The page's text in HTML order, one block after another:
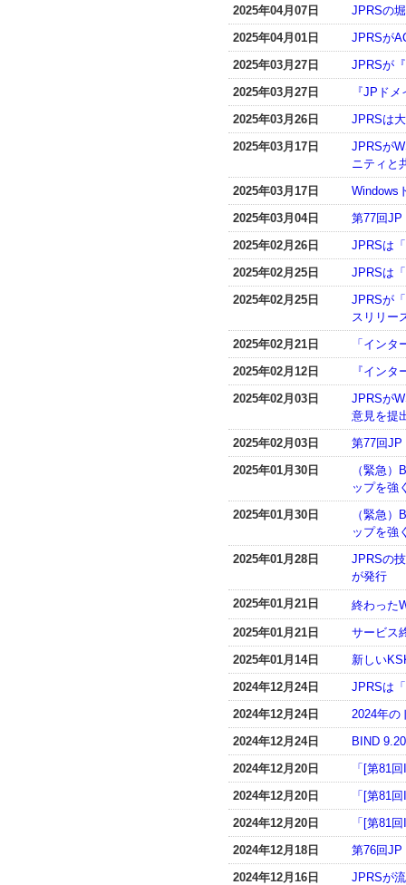
2025年04月07日
JPRSの
2025年04月01日
JPRSが
2025年03月27日
JPRSが
2025年03月27日
『JPド
2025年03月26日
JPRSは
2025年03月17日
JPRSが
ニティと
2025年03月17日
Windows
2025年03月04日
第77回JP
2025年02月26日
JPRSは
2025年02月25日
JPRSは
2025年02月25日
JPRSが
スリリー
2025年02月21日
「イン
2025年02月12日
『イン
2025年02月03日
JPRSが
意見を提
2025年02月03日
第77回JP
2025年01月30日
（緊急
ップを強
2025年01月30日
（緊急
ップを強
2025年01月28日
JPRSの
が発行
2025年01月21日
終わった
2025年01月21日
サービス
2025年01月14日
新しい
2024年12月24日
JPRSは
2024年12月24日
2024年の
2024年12月24日
BIND
2024年12月20日
「[第81
2024年12月20日
「[第81
2024年12月20日
「[第81
2024年12月18日
第76回JP
2024年12月16日
JPRSが